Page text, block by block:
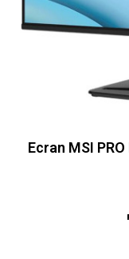
Ecran MSI